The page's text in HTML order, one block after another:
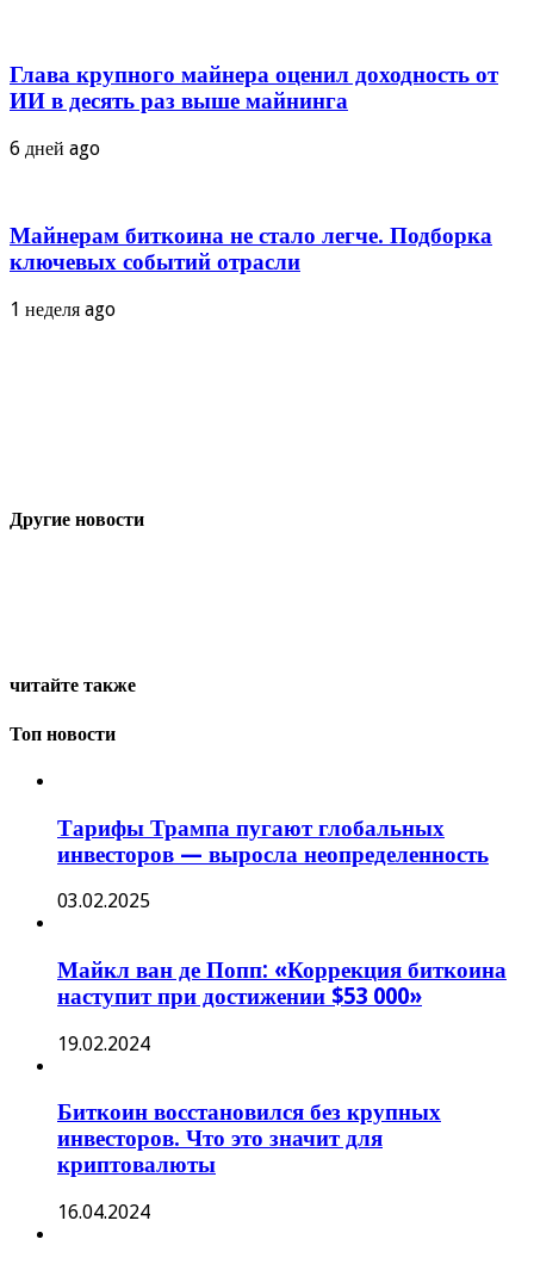
Глава крупного майнера оценил доходность от
ИИ в десять раз выше майнинга
6 дней ago
Майнерам биткоина не стало легче. Подборка
ключевых событий отрасли
1 неделя ago
Другие новости
читайте также
Топ новости
Тарифы Трампа пугают глобальных
инвесторов — выросла неопределенность
03.02.2025
Майкл ван де Попп: «Коррекция биткоина
наступит при достижении $53 000»
19.02.2024
Биткоин восстановился без крупных
инвесторов. Что это значит для
криптовалюты
16.04.2024